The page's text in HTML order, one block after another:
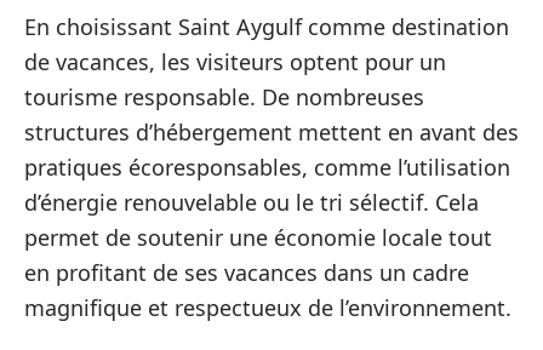
En choisissant Saint Aygulf comme destination
de vacances, les visiteurs optent pour un
tourisme responsable. De nombreuses
structures d’hébergement mettent en avant des
pratiques écoresponsables, comme l’utilisation
d’énergie renouvelable ou le tri sélectif. Cela
permet de soutenir une économie locale tout
en profitant de ses vacances dans un cadre
magnifique et respectueux de l’environnement.